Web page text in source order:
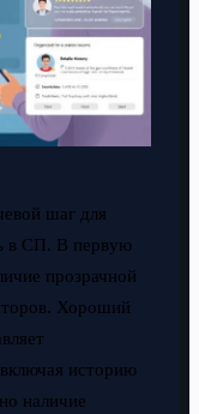
шаг для
в СП. В первую
прозрачной
Хороший
историю
наличие